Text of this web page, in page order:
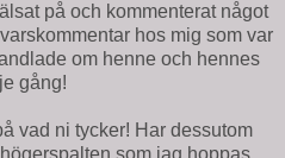
på och kommenterat något
hos mig som var
om henne och hennes
gång!
vad ni tycker! Har dessutom
som jag hoppas